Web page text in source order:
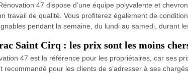
47 dispose d’une équipe polyvalente et
travail de qualité. Vous profiterez également de
pendant la semaine, du lundi au samedi, durant
Saint Cirq : les prix sont les moins
47 est la référence pour les propriétaires, car ses
pour les clients de s’adresser à ses